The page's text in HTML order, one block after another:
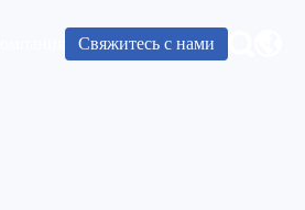
Свяжитесь с нами